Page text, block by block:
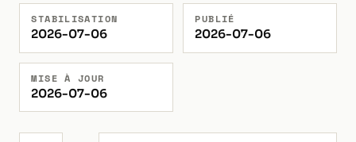
STABILISATION
2026-07-06
PUBLIÉ
2026-07-06
MISE À JOUR
2026-07-06